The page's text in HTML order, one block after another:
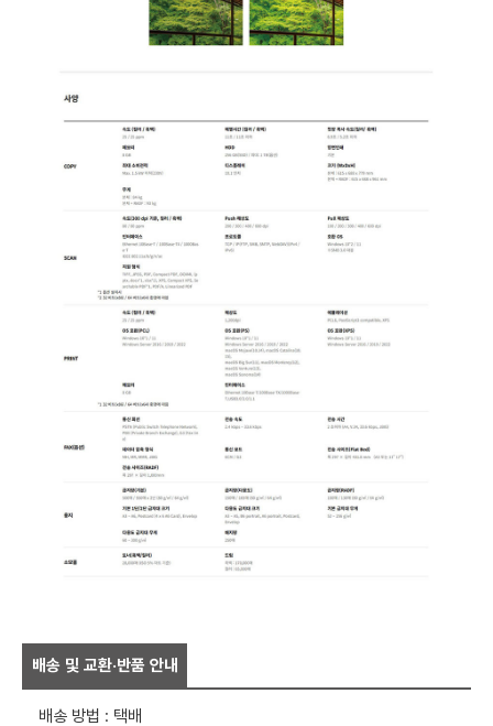
배송 및 교환·반품 안내
배송 방법 : 택배